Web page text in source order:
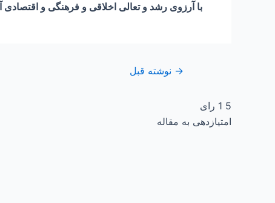
با آرزوی رشد و تعالی اخلاقی و فرهنگی و
→ نوشته قبل
5
1 رای
امتیازدهی به مقاله